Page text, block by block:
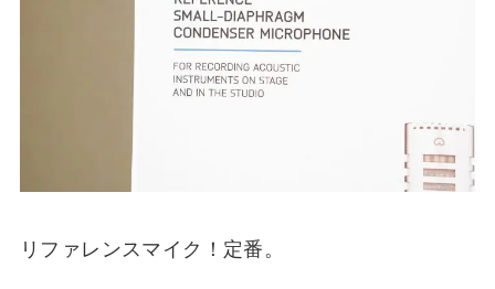
リファレンスマイク！定番。